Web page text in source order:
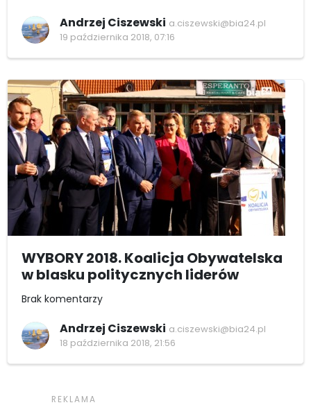
Andrzej Ciszewski a.ciszewski@bia24.pl
19 października 2018, 07:16
WYBORY 2018. Koalicja Obywatelska
w blasku politycznych liderów
Brak komentarzy
Andrzej Ciszewski a.ciszewski@bia24.pl
18 października 2018, 21:56